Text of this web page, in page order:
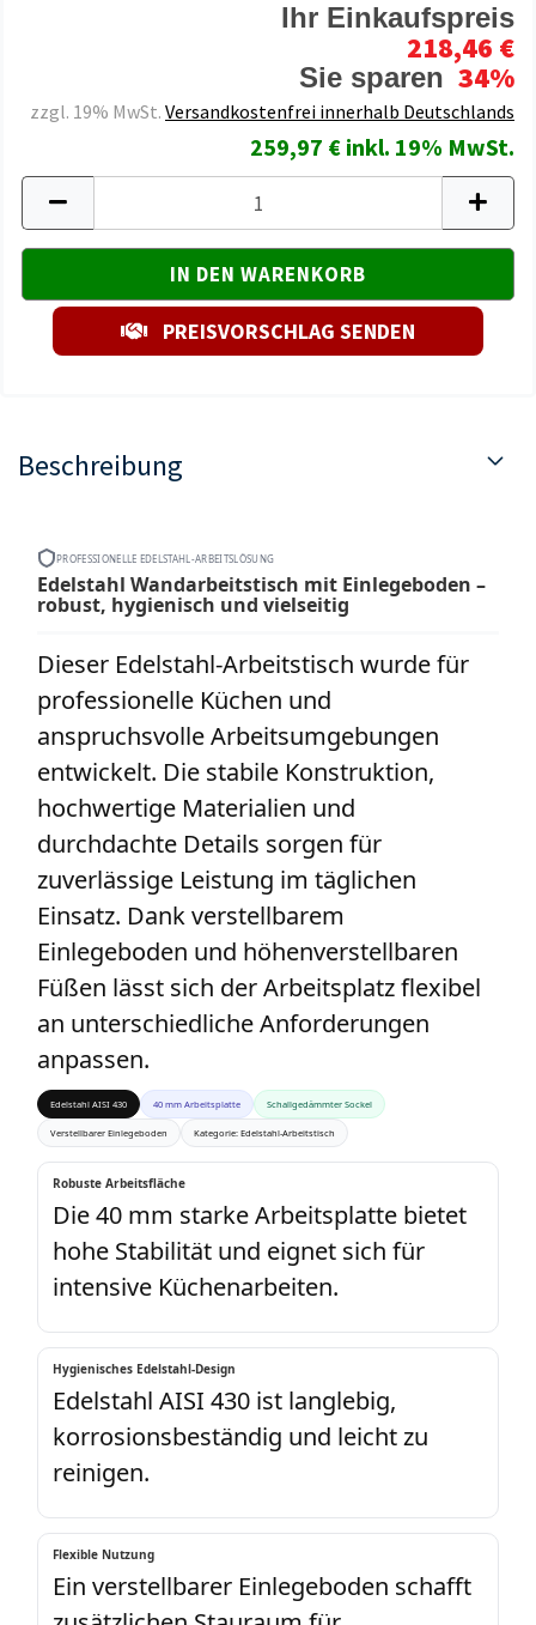
Ihr Einkaufspreis
218,46 €
Sie sparen 34%
zzgl. 19% MwSt. Versandkostenfrei innerhalb Deutschlands
259,97 € inkl. 19% MwSt.
PREISVORSCHLAG SENDEN
Beschreibung
PROFESSIONELLE EDELSTAHL-ARBEITSLÖSUNG
Edelstahl Wandarbeitstisch mit Einlegeboden –
robust, hygienisch und vielseitig
Dieser Edelstahl-Arbeitstisch wurde für
professionelle Küchen und
anspruchsvolle Arbeitsumgebungen
entwickelt. Die stabile Konstruktion,
hochwertige Materialien und
durchdachte Details sorgen für
zuverlässige Leistung im täglichen
Einsatz. Dank verstellbarem
Einlegeboden und höhenverstellbaren
Füßen lässt sich der Arbeitsplatz flexibel
an unterschiedliche Anforderungen
anpassen.
Edelstahl AISI 430 40 mm Arbeitsplatte Schallgedämmter Sockel
Verstellbarer Einlegeboden Kategorie: Edelstahl-Arbeitstisch
Robuste Arbeitsfläche
Die 40 mm starke Arbeitsplatte bietet
hohe Stabilität und eignet sich für
intensive Küchenarbeiten.
Hygienisches Edelstahl-Design
Edelstahl AISI 430 ist langlebig,
korrosionsbeständig und leicht zu
reinigen.
Flexible Nutzung
Ein verstellbarer Einlegeboden schafft